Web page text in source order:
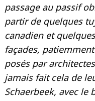
passage au passif
partir de quelques
canadien et
façades,
posés par
jamais fait cela de
Schaerbeek, avec